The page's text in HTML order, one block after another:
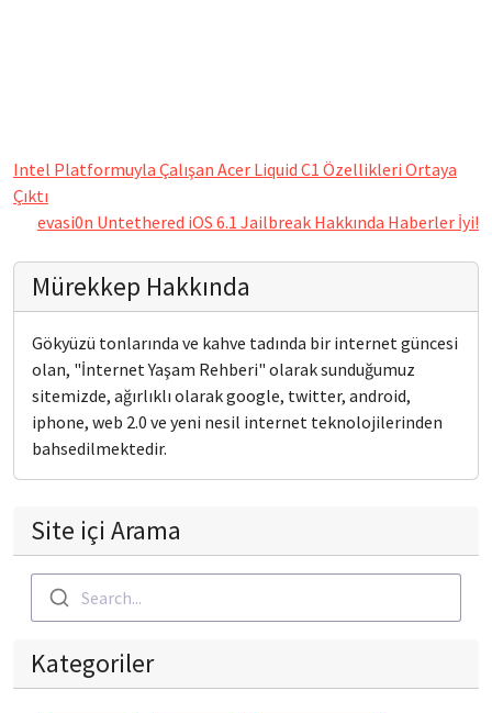
Intel Platformuyla Çalışan Acer Liquid C1 Özellikleri Ortaya
Çıktı
evasi0n Untethered iOS 6.1 Jailbreak Hakkında Haberler İyi!
Mürekkep Hakkında
Gökyüzü tonlarında ve kahve tadında bir internet güncesi
olan, "İnternet Yaşam Rehberi" olarak sunduğumuz
sitemizde, ağırlıklı olarak google, twitter, android,
iphone, web 2.0 ve yeni nesil internet teknolojilerinden
bahsedilmektedir.
Site içi Arama
Search...
Kategoriler